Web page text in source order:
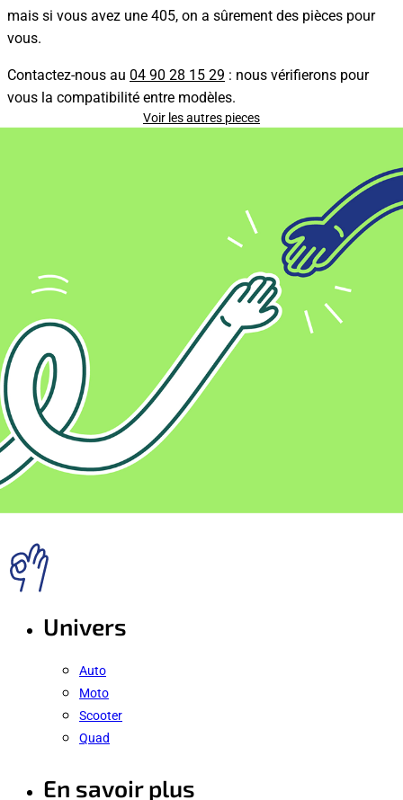
mais si vous avez une 405, on a sûrement des pièces pour
vous.
Contactez-nous au 04 90 28 15 29 : nous vérifierons pour
vous la compatibilité entre modèles.
Voir les autres pieces
Univers
Auto
Moto
Scooter
Quad
En savoir plus